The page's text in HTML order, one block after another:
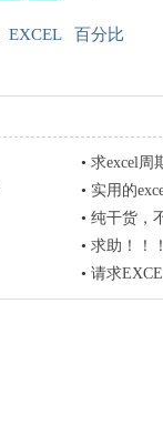
EXCEL 百分比
• 求excel周
• 实用的
• 纯干货，
• 求助！！
• 请求